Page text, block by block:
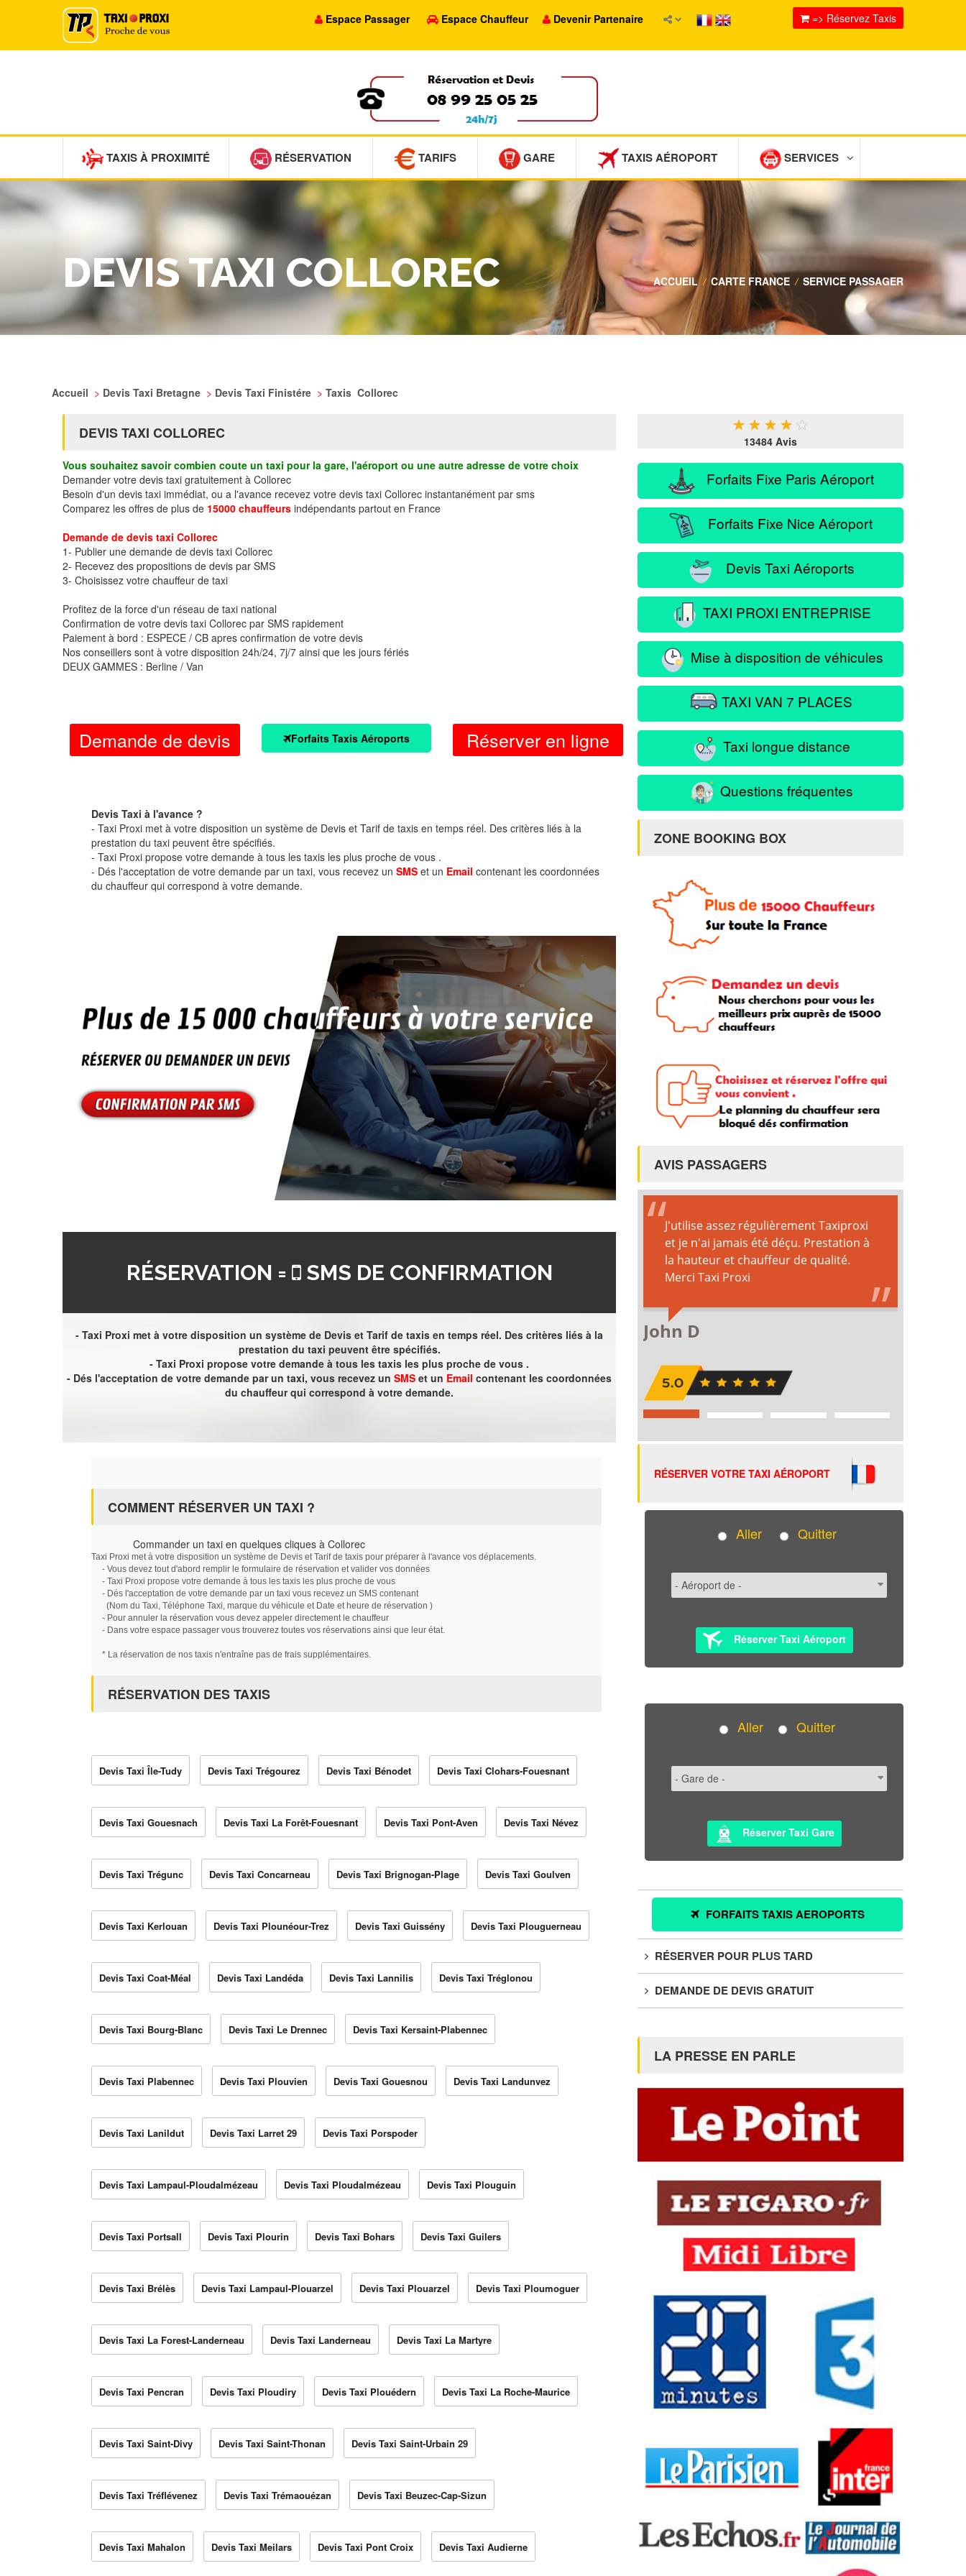
Espace Passager Espace Chauffeur Devenir Partenaire => Réservez Taxis
TAXIS À PROXIMITÉ RÉSERVATION TARIFS GARE TAXIS AÉROPORT SERVICES
DEVIS TAXI COLLOREC ACCUEIL / CARTE FRANCE / SERVICE PASSAGER
Accueil > Devis Taxi Bretagne > Devis Taxi Finistére > Taxis Collorec
DEVIS TAXI COLLOREC
Vous souhaitez savoir combien coute un taxi pour la gare, l'aéroport ou une autre adresse de votre choix
Demander votre devis taxi gratuitement à Collorec
Besoin d'un devis taxi immédiat, ou a l'avance recevez votre devis taxi Collorec instantanément par sms
Comparez les offres de plus de 15000 chauffeurs indépendants partout en France
Demande de devis taxi Collorec
1- Publier une demande de devis taxi Collorec
2- Recevez des propositions de devis par SMS
3- Choisissez votre chauffeur de taxi
Profitez de la force d'un réseau de taxi national
Confirmation de votre devis taxi Collorec par SMS rapidement
Paiement à bord : ESPECE / CB apres confirmation de votre devis
Nos conseillers sont à votre disposition 24h/24, 7j/7 ainsi que les jours fériés
DEUX GAMMES : Berline / Van
Demande de devis Forfaits Taxis Aéroports Réserver en ligne
Devis Taxi à l'avance ?
- Taxi Proxi met à votre disposition un système de Devis et Tarif de taxis en temps réel. Des critères liés à la
prestation du taxi peuvent être spécifiés.
- Taxi Proxi propose votre demande à tous les taxis les plus proche de vous .
- Dés l'acceptation de votre demande par un taxi, vous recevez un SMS et un Email contenant les coordonnées
du chauffeur qui correspond à votre demande.
RÉSERVATION = SMS DE CONFIRMATION
- Taxi Proxi met à votre disposition un système de Devis et Tarif de taxis en temps réel. Des critères liés à la
prestation du taxi peuvent être spécifiés.
- Taxi Proxi propose votre demande à tous les taxis les plus proche de vous .
- Dés l'acceptation de votre demande par un taxi, vous recevez un SMS et un Email contenant les coordonnées
du chauffeur qui correspond à votre demande.
COMMENT RÉSERVER UN TAXI ?
Commander un taxi en quelques cliques à Collorec
Taxi Proxi met à votre disposition un système de Devis et Tarif de taxis pour préparer à l'avance vos déplacements.
- Vous devez tout d'abord remplir le formulaire de réservation et valider vos données
- Taxi Proxi propose votre demande à tous les taxis les plus proche de vous
- Dés l'acceptation de votre demande par un taxi vous recevez un SMS contenant
(Nom du Taxi, Téléphone Taxi, marque du véhicule et Date et heure de réservation )
- Pour annuler la réservation vous devez appeler directement le chauffeur
- Dans votre espace passager vous trouverez toutes vos réservations ainsi que leur état.
* La réservation de nos taxis n'entraîne pas de frais supplémentaires.
RÉSERVATION DES TAXIS
Devis Taxi Île-Tudy Devis Taxi Trégourez Devis Taxi Bénodet Devis Taxi Clohars-Fouesnant
Devis Taxi Gouesnach Devis Taxi La Forêt-Fouesnant Devis Taxi Pont-Aven Devis Taxi Névez
Devis Taxi Trégunc Devis Taxi Concarneau Devis Taxi Brignogan-Plage Devis Taxi Goulven
Devis Taxi Kerlouan Devis Taxi Plounéour-Trez Devis Taxi Guissény Devis Taxi Plouguerneau
Devis Taxi Coat-Méal Devis Taxi Landéda Devis Taxi Lannilis Devis Taxi Tréglonou
Devis Taxi Bourg-Blanc Devis Taxi Le Drennec Devis Taxi Kersaint-Plabennec
Devis Taxi Plabennec Devis Taxi Plouvien Devis Taxi Gouesnou Devis Taxi Landunvez
Devis Taxi Lanildut Devis Taxi Larret 29 Devis Taxi Porspoder
Devis Taxi Lampaul-Ploudalmézeau Devis Taxi Ploudalmézeau Devis Taxi Plouguin
Devis Taxi Portsall Devis Taxi Plourin Devis Taxi Bohars Devis Taxi Guilers
Devis Taxi Brélès Devis Taxi Lampaul-Plouarzel Devis Taxi Plouarzel Devis Taxi Ploumoguer
Devis Taxi La Forest-Landerneau Devis Taxi Landerneau Devis Taxi La Martyre
Devis Taxi Pencran Devis Taxi Ploudiry Devis Taxi Plouédern Devis Taxi La Roche-Maurice
Devis Taxi Saint-Divy Devis Taxi Saint-Thonan Devis Taxi Saint-Urbain 29
Devis Taxi Tréflévenez Devis Taxi Trémaouézan Devis Taxi Beuzec-Cap-Sizun
Devis Taxi Mahalon Devis Taxi Meilars Devis Taxi Pont Croix Devis Taxi Audierne
★ ★ ★ ★ ★
13484 Avis
Forfaits Fixe Paris Aéroport
Forfaits Fixe Nice Aéroport
Devis Taxi Aéroports
TAXI PROXI ENTREPRISE
Mise à disposition de véhicules
TAXI VAN 7 PLACES
Taxi longue distance
Questions fréquentes
ZONE BOOKING BOX
AVIS PASSAGERS
RÉSERVER VOTRE TAXI AÉROPORT
Aller Quitter
Réserver Taxi Aéroport
Aller Quitter
Réserver Taxi Gare
FORFAITS TAXIS AEROPORTS
RÉSERVER POUR PLUS TARD
DEMANDE DE DEVIS GRATUIT
LA PRESSE EN PARLE